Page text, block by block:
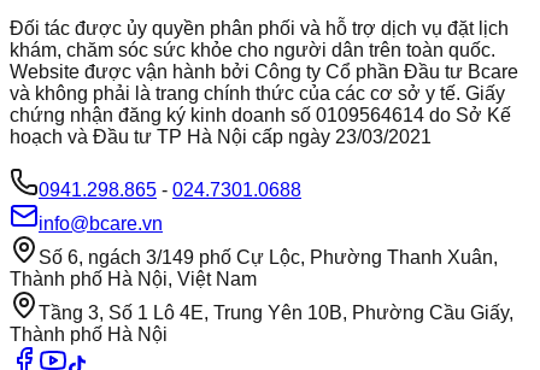
Đối tác được ủy quyền phân phối và hỗ trợ dịch vụ đặt lịch
khám, chăm sóc sức khỏe cho người dân trên toàn quốc.
Website được vận hành bởi Công ty Cổ phần Đầu tư Bcare
và không phải là trang chính thức của các cơ sở y tế. Giấy
chứng nhận đăng ký kinh doanh số 0109564614 do Sở Kế
hoạch và Đầu tư TP Hà Nội cấp ngày 23/03/2021
0941.298.865 - 024.7301.0688
info@bcare.vn
Số 6, ngách 3/149 phố Cự Lộc, Phường Thanh Xuân,
Thành phố Hà Nội, Việt Nam
Tầng 3, Số 1 Lô 4E, Trung Yên 10B, Phường Cầu Giấy,
Thành phố Hà Nội